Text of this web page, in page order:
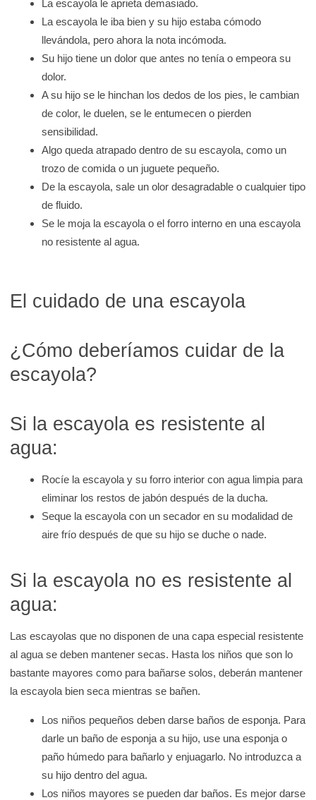
La escayola le aprieta demasiado.
La escayola le iba bien y su hijo estaba cómodo
llevándola, pero ahora la nota incómoda.
Su hijo tiene un dolor que antes no tenía o empeora su
dolor.
A su hijo se le hinchan los dedos de los pies, le cambian
de color, le duelen, se le entumecen o pierden
sensibilidad.
Algo queda atrapado dentro de su escayola, como un
trozo de comida o un juguete pequeño.
De la escayola, sale un olor desagradable o cualquier tipo
de fluido.
Se le moja la escayola o el forro interno en una escayola
no resistente al agua.
El cuidado de una escayola
¿Cómo deberíamos cuidar de la
escayola?
Si la escayola es resistente al
agua:
Rocíe la escayola y su forro interior con agua limpia para
eliminar los restos de jabón después de la ducha.
Seque la escayola con un secador en su modalidad de
aire frío después de que su hijo se duche o nade.
Si la escayola no es resistente al
agua:
Las escayolas que no disponen de una capa especial resistente
al agua se deben mantener secas. Hasta los niños que son lo
bastante mayores como para bañarse solos, deberán mantener
la escayola bien seca mientras se bañen.
Los niños pequeños deben darse baños de esponja. Para
darle un baño de esponja a su hijo, use una esponja o
paño húmedo para bañarlo y enjuagarlo. No introduzca a
su hijo dentro del agua.
Los niños mayores se pueden dar baños. Es mejor darse